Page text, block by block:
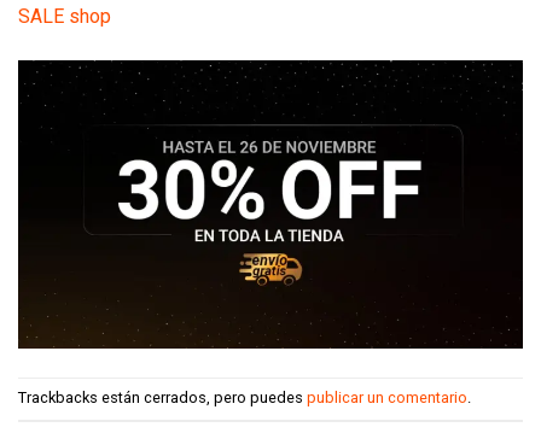
SALE shop
Trackbacks están cerrados, pero puedes publicar un comentario.